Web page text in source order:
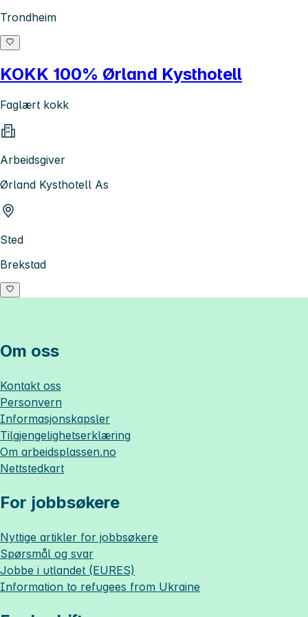
Trondheim
KOKK 100% Ørland Kysthotell
Faglært kokk
Arbeidsgiver
Ørland Kysthotell As
Sted
Brekstad
Om oss
Kontakt oss
Personvern
Informasjonskapsler
Tilgjengelighetserklæring
Om arbeidsplassen.no
Nettstedkart
For jobbsøkere
Nyttige artikler for jobbsøkere
Spørsmål og svar
Jobbe i utlandet (EURES)
Information to refugees from Ukraine